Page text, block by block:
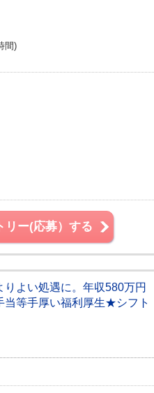
間)
リー(応募）する
よい処遇に。年収580万円
等手厚い福利厚生★シフト